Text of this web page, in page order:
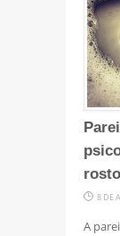
8 DE
A